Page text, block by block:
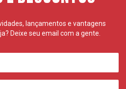
lançamentos e vantagens
Deixe seu email com a gente.